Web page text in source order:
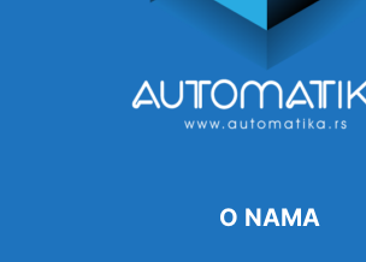
O NAMA